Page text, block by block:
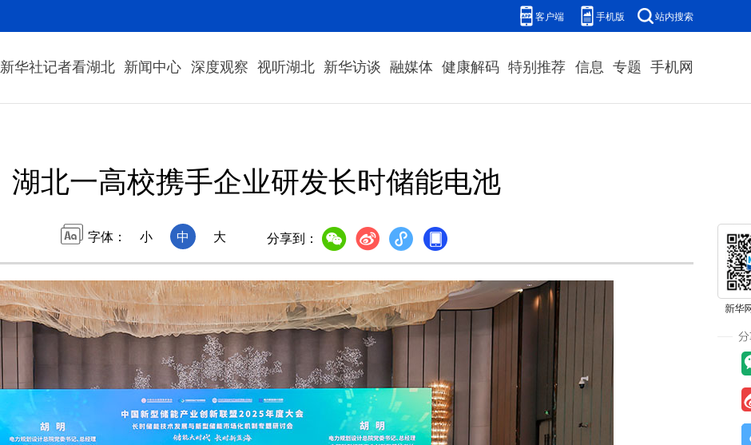
客户端 手机版 站内搜索
新华社记者看湖北 新闻中心 深度观察 视听湖北 新华访谈 融媒体 健康解码 特别推荐 信息 专题 手机网
湖北一高校携手企业研发长时储能电池
字体： 小 中 大 分享到：